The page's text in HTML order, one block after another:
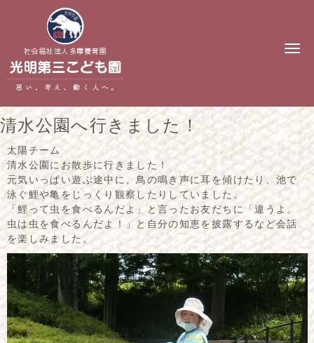
N
t
清水公園へ行きました！
太陽チーム
清水公園にお散歩に行きました！
元気いっぱい遊ぶ途中に、鳥の鳴き声に耳を傾けたり、池で
泳ぐ鯉や亀をじっくり観察したりしていました。
「鯉って虫を食べるんだよ」と言ったお友だちに「違うよ。
虫は虫を食べるんだよ！」と自分の知恵を披露するなど会話
を楽しみました。